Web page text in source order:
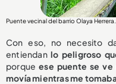
Puente vecinal del barrio Olaya Herrera.
Con eso, no necesito
entiendanlo peligroso
porque ese puente se ve
movía mientras me